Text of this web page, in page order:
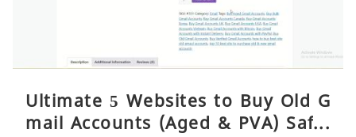
Ultimate 5 Websites to Buy Old G
mail Accounts (Aged & PVA) Safel